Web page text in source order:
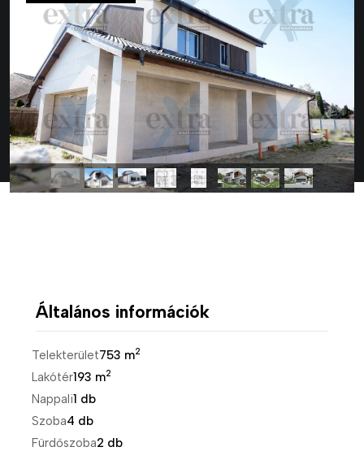
Általános információk
Telekterület753 m2
Lakótér193 m2
Nappali1 db
Szoba4 db
Fürdőszoba2 db